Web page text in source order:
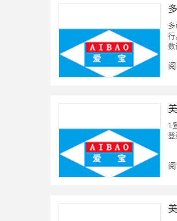
多
行
数
1.
登